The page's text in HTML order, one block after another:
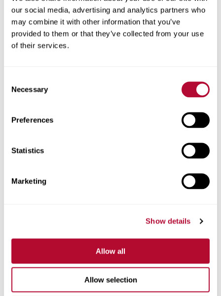
our social media, advertising and analytics partners who
may combine it with other information that you’ve
provided to them or that they’ve collected from your use
of their services.
Selection
Necessary
Preferences
Statistics
Marketing
Show details
Allow all
Allow selection
Cidade